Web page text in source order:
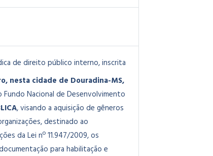
de direito público interno, inscrita
nesta cidade de Douradina-MS,
Nacional de Desenvolvimento
, visando a aquisição de gêneros
destinado ao
da Lei nº 11.947/2009, os
para habilitação e